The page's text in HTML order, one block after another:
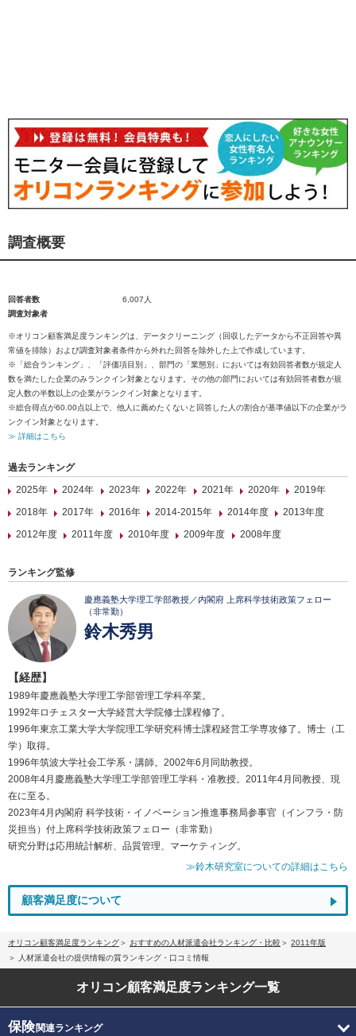
調査概要
回答者数
6,007人
調査対象者
※オリコン顧客満足度ランキングは、データクリーニング（回収したデータから不正回答や異
常値を排除）および調査対象者条件から外れた回答を除外した上で作成しています。
※「総合ランキング」、「評価項目別」、部門の「業態別」においては有効回答者数が規定人
数を満たした企業のみランクイン対象となります。その他の部門においては有効回答者数が規
定人数の半数以上の企業がランクイン対象となります。
※総合得点が60.00点以上で、他人に薦めたくないと回答した人の割合が基準値以下の企業がラ
ンクイン対象となります。
≫ 詳細はこちら
過去ランキング
2025年
2024年 2023年 2022年 2021年 2020年
2019年
2018年
2017年 2016年 2014-2015年 2014年度
2013年度
2012年度
2011年度 2010年度 2009年度 2008年度
ランキング監修
慶應義塾大学理工学部教授／内閣府 上席科学技術政策フェロー
（非常勤）
鈴木秀男
【経歴】
1989年慶應義塾大学理工学部管理工学科卒業。
1992年ロチェスター大学経営大学院修士課程修了。
1996年東京工業大学大学院理工学研究科博士課程経営工学専攻修了。博士（工
学）取得。
1996年筑波大学社会工学系・講師。2002年6月同助教授。
2008年4月慶應義塾大学理工学部管理工学科・准教授。2011年4月同教授、現
在に至る。
2023年4月内閣府 科学技術・イノベーション推進事務局参事官（インフラ・防
災担当）付上席科学技術政策フェロー（非常勤）
研究分野は応用統計解析、品質管理、マーケティング。
≫鈴木研究室についての詳細はこちら
顧客満足度について
オリコン顧客満足度ランキング おすすめの人材派遣会社ランキング・比較
2011年版
人材派遣会社の提供情報の質ランキング・口コミ情報
オリコン顧客満足度ランキング一覧
保険関連ランキング